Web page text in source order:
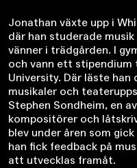
Jonathan växte upp i
där han studerade
vänner i trädgården. I
och vann ett
University. Där läste han
musikaler och
Stephen Sondheim, en
kompositörer och
blev under åren som
han fick feedback på
att utvecklas framåt.